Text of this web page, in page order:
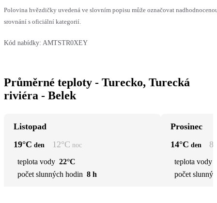
Polovina hvězdičky uvedená ve slovním popisu může označovat
srovnání s oficiální kategorií.
Kód nabídky: AMTSTR0XEY
Průměrné teploty - Turecko, Turecká
riviéra - Belek
Listopad
19°C den 12°C noc
teplota vody 22°C
počet slunných hodin 8 h
Prosinec
14°C den 8
teplota vody
počet